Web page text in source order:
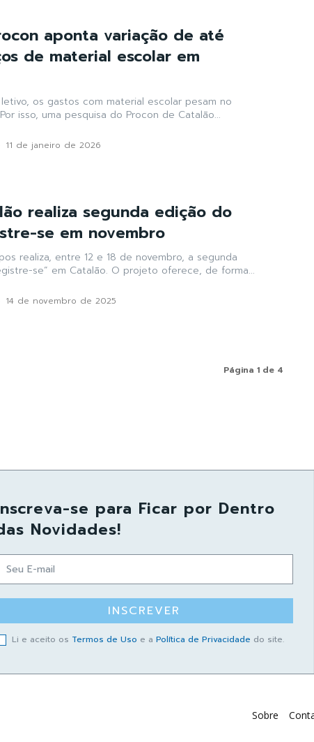
aponta variação de até
de material escolar em
os gastos com material escolar pesam no
isso, uma pesquisa do Procon de Catalão...
11 de janeiro de 2026
realiza segunda edição do
se em novembro
realiza, entre 12 e 18 de novembro, a segunda
se” em Catalão. O projeto oferece, de forma...
14 de novembro de 2025
Página 1 de 4
se para Ficar por Dentro
Novidades!
INSCREVER
Li e aceito os Termos de Uso e aPolítica de Privacidade do site.
Sobre